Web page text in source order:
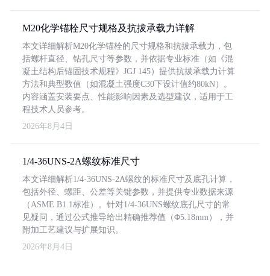
M20化学锚栓尺寸规格及抗拔承载力详解
本文详细解析M20化学锚栓的尺寸规格和抗拔承载力，包
括螺杆直径、钻孔尺寸等参数，并依据专业标准（如《混
凝土结构后锚固技术规程》JGJ 145）提供抗拔承载力计算
方法和典型数值（如混凝土强度C30下设计值约80kN）。
内容涵盖安装要点、性能影响因素及选型建议，适用于工
程技术人员参考。
2026年8月4日
1/4-36UNS-2A螺纹标准尺寸
本文详细解析1/4-36UNS-2A螺纹的标准尺寸及底孔计算，
包括外径、螺距、公差等关键参数，并提供专业数据来源
（ASME B1.1标准）。针对1/4-36UNS螺纹底孔尺寸的常
见疑问，通过公式推导给出精确推荐值（Φ5.18mm），并
附加工艺建议与扩展知识。
2026年8月4日